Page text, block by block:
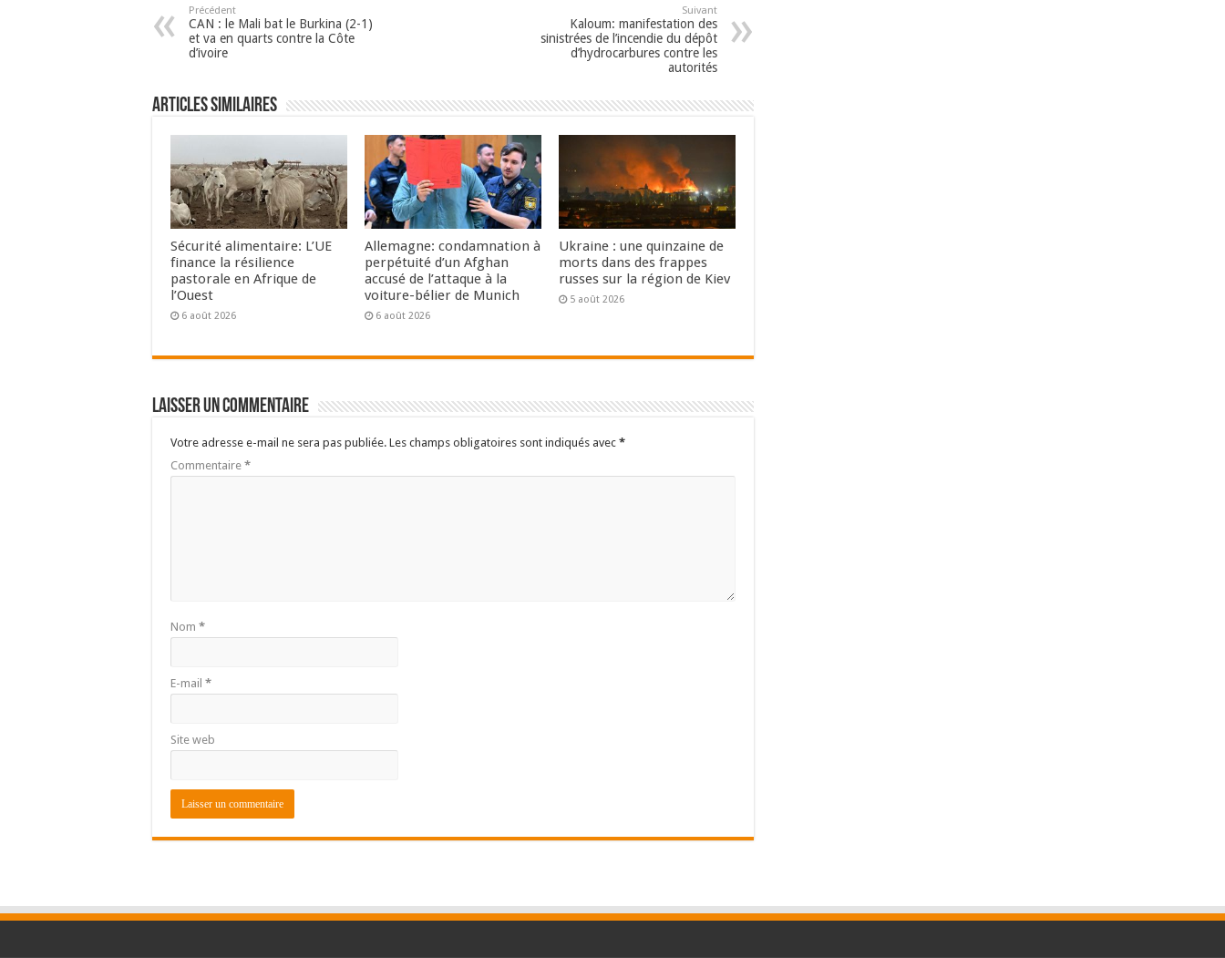
Précédent
CAN : le Mali bat le Burkina (2-1)
et va en quarts contre la Côte
d’ivoire
Suivant
Kaloum: manifestation des
sinistrées de l’incendie du dépôt
d’hydrocarbures contre les
autorités
Articles Similaires
Sécurité alimentaire: L’UE
finance la résilience
pastorale en Afrique de
l’Ouest
6 août 2026
Allemagne: condamnation à
perpétuité d’un Afghan
accusé de l’attaque à la
voiture-bélier de Munich
6 août 2026
Ukraine : une quinzaine de
morts dans des frappes
russes sur la région de Kiev
5 août 2026
Laisser un commentaire
Votre adresse e-mail ne sera pas publiée. Les champs obligatoires sont indiqués avec *
Commentaire *
Nom *
E-mail *
Site web